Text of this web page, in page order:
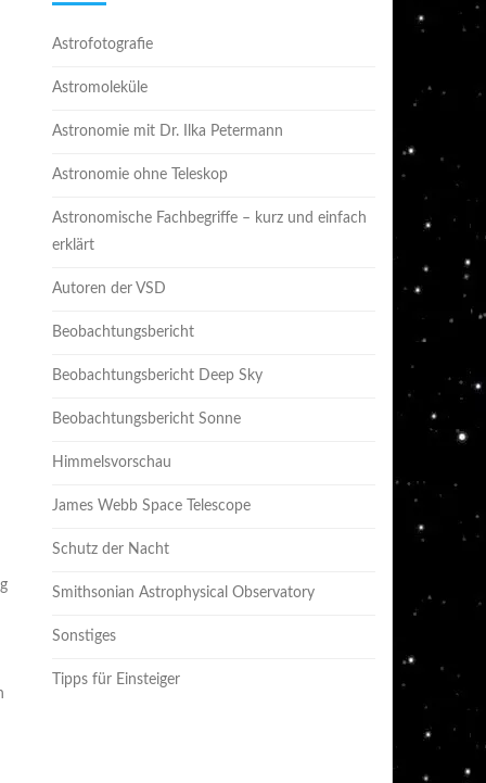
Astrofotografie
Astromoleküle
Astronomie mit Dr. Ilka Petermann
Astronomie ohne Teleskop
Astronomische Fachbegriffe – kurz und einfach
erklärt
Autoren der VSD
Beobachtungsbericht
Beobachtungsbericht Deep Sky
Beobachtungsbericht Sonne
Himmelsvorschau
James Webb Space Telescope
Schutz der Nacht
Smithsonian Astrophysical Observatory
Sonstiges
Tipps für Einsteiger